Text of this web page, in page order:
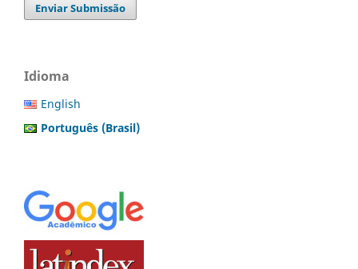
Enviar Submissão
Idioma
English
Português (Brasil)